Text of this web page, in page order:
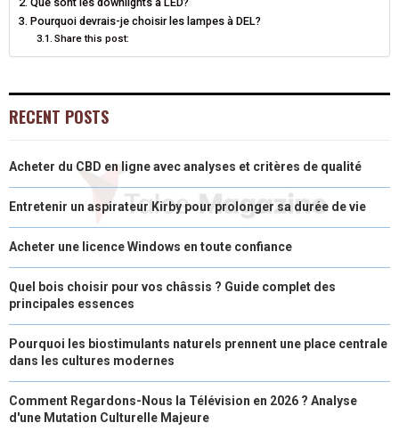
N
T
E
N
O
Pourquoi devrais-je choisir les lampes à DEL?
Share this post:
RECENT POSTS
Acheter du CBD en ligne avec analyses et critères de qualité
Entretenir un aspirateur Kirby pour prolonger sa durée de vie
Acheter une licence Windows en toute confiance
Quel bois choisir pour vos châssis ? Guide complet des
principales essences
Pourquoi les biostimulants naturels prennent une place centrale
dans les cultures modernes
Comment Regardons-Nous la Télévision en 2026 ? Analyse
d'une Mutation Culturelle Majeure